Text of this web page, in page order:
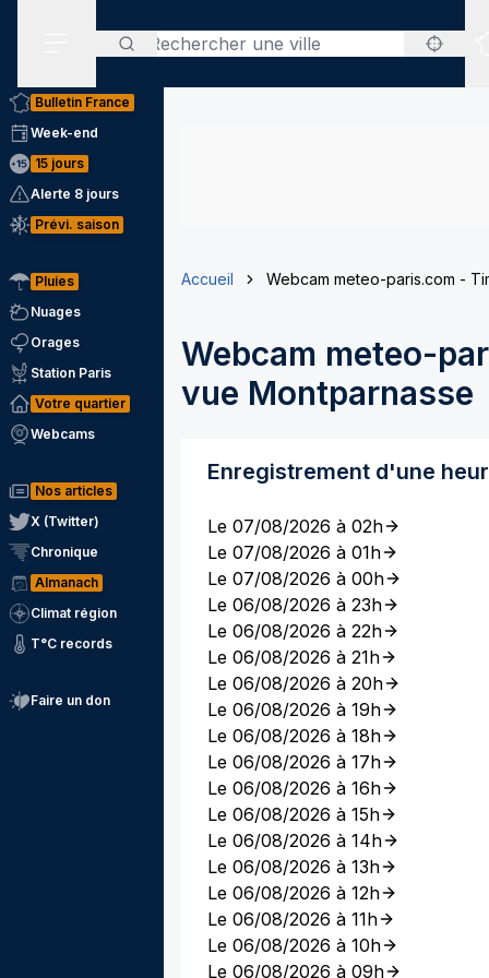
Rechercher
Bulletin France
Week-end
15 jours
Alerte 8 jours
Prévi. saison
Pluies
Nuages
Orages
Station Paris
Votre quartier
Webcams
Nos articles
X (Twitter)
Chronique
Almanach
Climat région
T°C records
Faire un don
Accueil Webcam meteo-paris.com -
Webcam meteo-
vue Montparnasse
Enregistrement d'une
Le 07/08/2026 à 02h
Le 07/08/2026 à 01h
Le 07/08/2026 à 00h
Le 06/08/2026 à 23h
Le 06/08/2026 à 22h
Le 06/08/2026 à 21h
Le 06/08/2026 à 20h
Le 06/08/2026 à 19h
Le 06/08/2026 à 18h
Le 06/08/2026 à 17h
Le 06/08/2026 à 16h
Le 06/08/2026 à 15h
Le 06/08/2026 à 14h
Le 06/08/2026 à 13h
Le 06/08/2026 à 12h
Le 06/08/2026 à 11h
Le 06/08/2026 à 10h
Le 06/08/2026 à 09h